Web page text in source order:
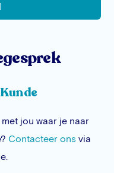
jou waar je naar
Contacteer onsvia